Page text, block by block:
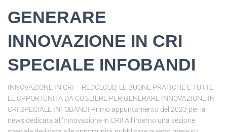
GENERARE
INNOVAZIONE IN CRI
SPECIALE INFOBANDI
INNOVAZIONE IN CRI – REDCLOUD, LE BUONE PRATICHE E TUTTE
LE OPPORTUNITÀ DA COGLIERE PER GENERARE INNOVAZIONE IN
CRI SPECIALE INFOBANDI Primo appuntamento del 2023 per la
news dedicata all’Innovazione in CRI! All’interno una sezione